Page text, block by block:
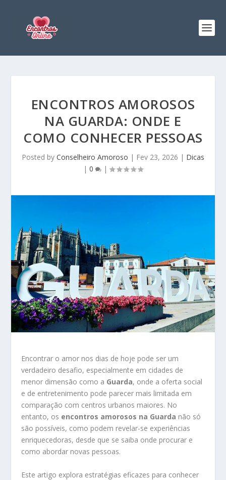
ENCONTROS AMOROSOS
NA GUARDA: ONDE E
COMO CONHECER PESSOAS
Posted by Conselheiro Amoroso | Fev 23, 2026 | Dicas
| 0 |
Encontrar o amor nos dias de hoje pode ser um
verdadeiro desafio, especialmente em cidades de
menor dimensão como a Guarda, onde a oferta social
e de entretenimento pode parecer mais limitada em
comparação com centros urbanos maiores. No
entanto, os encontros amorosos na Guarda não só
são possíveis, como podem revelar-se experiências
enriquecedoras, desde que se saiba onde procurar e
como abordar novas pessoas.
Este artigo explora estratégias eficazes para conhecer